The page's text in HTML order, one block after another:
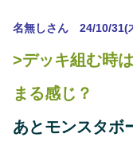
名無しさん 24/10/31(
>デッキ組む時
まる感じ？
あとモンスタボ